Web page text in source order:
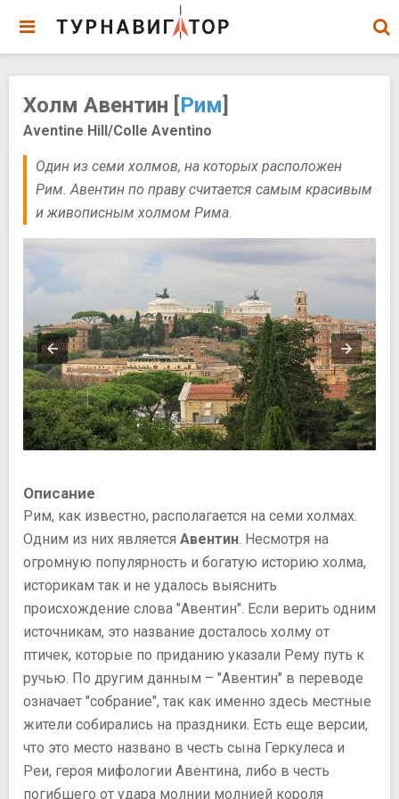
Холм Авентин [Рим]
Aventine Hill/Colle Aventino
Один из семи холмов, на которых расположен
Рим. Авентин по праву считается самым красивым
и живописным холмом Рима.
Описание
Рим, как известно, располагается на семи холмах.
Одним из них является Авентин . Несмотря на
огромную популярность и богатую историю холма,
историкам так и не удалось выяснить
происхождение слова "Авентин". Если верить одним
источникам, это название досталось холму от
птичек, которые по приданию указали Рему путь к
ручью. По другим данным – "Авентин" в переводе
означает "собрание", так как именно здесь местные
жители собирались на праздники. Есть еще версии,
что это место названо в честь сына Геркулеса и
Реи, героя мифологии Авентина, либо в честь
погибшего от удара молнии молнией короля